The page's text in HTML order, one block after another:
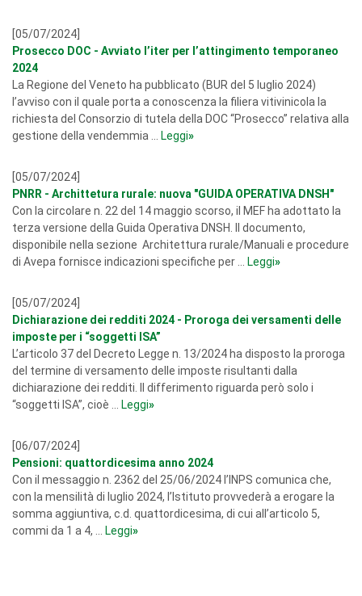
[05/07/2024]
Prosecco DOC - Avviato l’iter per l’attingimento temporaneo
2024
La Regione del Veneto ha pubblicato (BUR del 5 luglio 2024)
l’avviso con il quale porta a conoscenza la filiera vitivinicola la
richiesta del Consorzio di tutela della DOC “Prosecco” relativa alla
gestione della vendemmia ...
Leggi»
[05/07/2024]
PNRR - Archittetura rurale: nuova "GUIDA OPERATIVA DNSH"
Con la circolare n. 22 del 14 maggio scorso, il MEF ha adottato la
terza versione della Guida Operativa DNSH. Il documento,
disponibile nella sezione Architettura rurale/Manuali e procedure
di Avepa fornisce indicazioni specifiche per ...
Leggi»
[05/07/2024]
Dichiarazione dei redditi 2024 - Proroga dei versamenti delle
imposte per i “soggetti ISA”
L’articolo 37 del Decreto Legge n. 13/2024 ha disposto la proroga
del termine di versamento delle imposte risultanti dalla
dichiarazione dei redditi. Il differimento riguarda però solo i
“soggetti ISA”, cioè ...
Leggi»
[06/07/2024]
Pensioni: quattordicesima anno 2024
Con il messaggio n. 2362 del 25/06/2024 l’INPS comunica che,
con la mensilità di luglio 2024, l’Istituto provvederà a erogare la
somma aggiuntiva, c.d. quattordicesima, di cui all’articolo 5,
commi da 1 a 4, ...
Leggi»